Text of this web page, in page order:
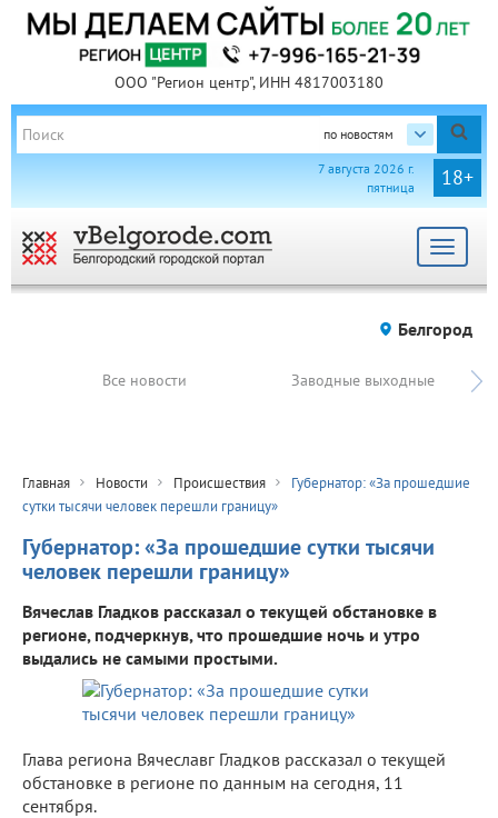
ООО "Регион центр", ИНН 4817003180
по новостям
18+
7 августа 2026 г.
пятница
Toggle
Белгород
Все новости Заводные выходные
Главная Новости Происшествия
Губернатор: «За прошедшие
сутки тысячи человек перешли границу»
Губернатор: «За прошедшие сутки тысячи
человек перешли границу»
Вячеслав Гладков рассказал о текущей обстановке в
регионе, подчеркнув, что прошедшие ночь и утро
выдались не самыми простыми.
Глава региона Вячеславг Гладков рассказал о текущей
обстановке в регионе по данным на сегодня, 11
сентября.